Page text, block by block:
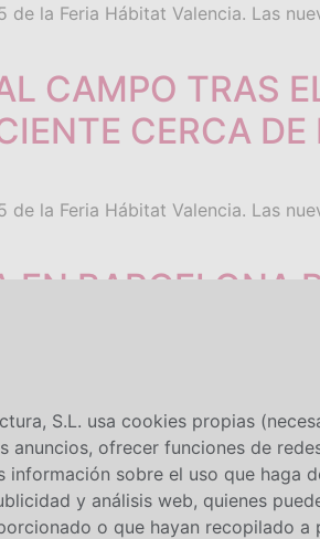
la Feria Hábitat Valencia. Las
CAMPO TRAS
CERCA
la Feria Hábitat Valencia. Las
BARCELONA
la Feria Hábitat Valencia. Las
EN COCINAS
S.L. usa cookies propias
anuncios, ofrecer funciones de
sobre el uso que haga
y análisis web, quienes
o que hayan recopilado a